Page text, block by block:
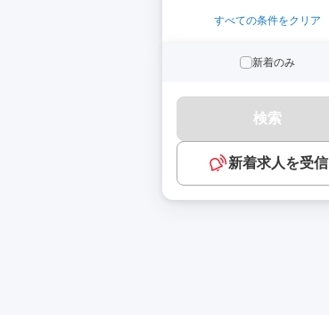
すべての条件をクリア
新着のみ
検索
新着求人を受信